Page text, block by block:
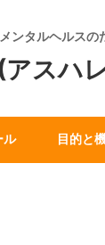
ンタルヘルスの
スハ
ル 目的と